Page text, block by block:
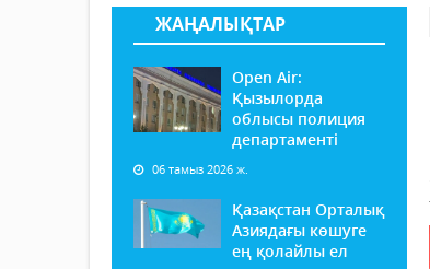
ЖАҢАЛЫҚТАР
Open Air:
Қызылорда
облысы полиция
департаменті
06 тамыз 2026 ж.
Қазақстан Орталық
Азиядағы көшуге
ең қолайлы ел